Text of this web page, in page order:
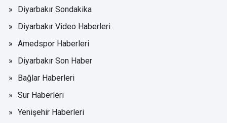
Diyarbakır Sondakika
Diyarbakır Video Haberleri
Amedspor Haberleri
Diyarbakır Son Haber
Bağlar Haberleri
Sur Haberleri
Yenişehir Haberleri